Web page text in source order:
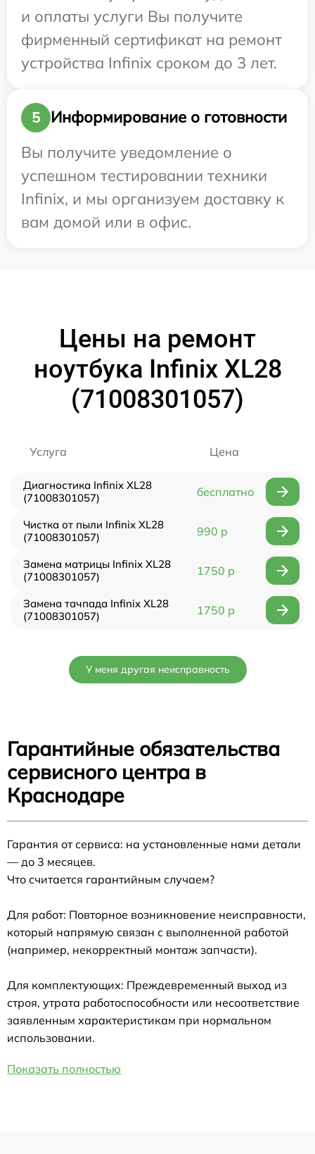
и оплаты услуги Вы получите
фирменный сертификат на ремонт
устройства Infinix сроком до 3 лет.
5
Информирование о готовности
Вы получите уведомление о
успешном тестировании техники
Infinix, и мы организуем доставку к
вам домой или в офис.
Цены на ремонт
ноутбука Infinix XL28
(71008301057)
Услуга Цена
Диагностика Infinix XL28
(71008301057)
бесплатно
Чистка от пыли Infinix XL28
(71008301057)
990 р
Замена матрицы Infinix XL28
(71008301057)
1750 р
Замена тачпада Infinix XL28
(71008301057)
1750 р
У меня другая неисправность
Гарантийные обязательства
сервисного центра в
Краснодаре
Гарантия от сервиса: на установленные нами детали
— до 3 месяцев.
Что считается гарантийным случаем?
Для работ: Повторное возникновение неисправности,
который напрямую связан с выполненной работой
(например, некорректный монтаж запчасти).
Для комплектующих: Преждевременный выход из
строя, утрата работоспособности или несоответствие
заявленным характеристикам при нормальном
использовании.
Показать полностью